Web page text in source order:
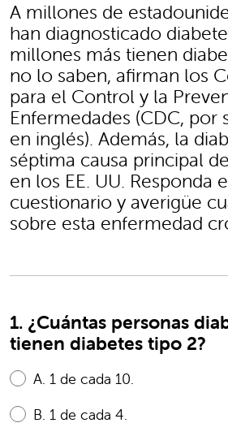
A millones de
han diagnosticado
millones más tienen
no lo saben, afirman los
para el Control y la
Enfermedades (CDC, por
en inglés). Además, la
séptima causa principal
en los EE. UU. Responda
cuestionario y averigüe
sobre esta enfermedad
1. ¿Cuántas personas
tienen diabetes tipo 2?
A. 1 de cada 10.
B. 1 de cada 4.